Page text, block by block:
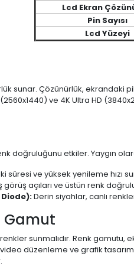
Lcd Ekran
Pin Sayısı
Lcd Yüzeyi
sunar. Çözünürlük, ekrandaki
(2560x1440) ve 4K Ultra HD
doğruluğunu etkiler. Yaygın
süresi ve yüksek yenileme hızı
görüş açıları ve üstün renk
Derin siyahlar, canlı
Gamut
sunmalıdır. Renk gamutu,
düzenleme ve grafik